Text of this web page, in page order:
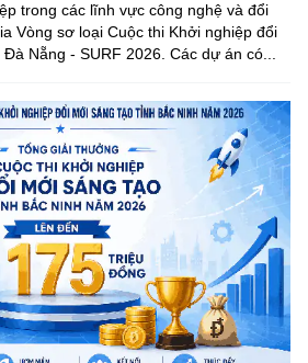
trong các lĩnh vực công nghệ và đổi
Vòng sơ loại Cuộc thi Khởi nghiệp đổi
Nẵng - SURF 2026. Các dự án có...